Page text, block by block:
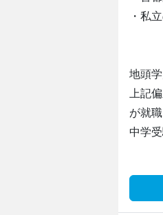
・私
地頭
上記
が就
中学